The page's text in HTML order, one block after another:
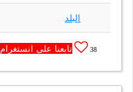
البلد
38 تابعنا على انستغرام